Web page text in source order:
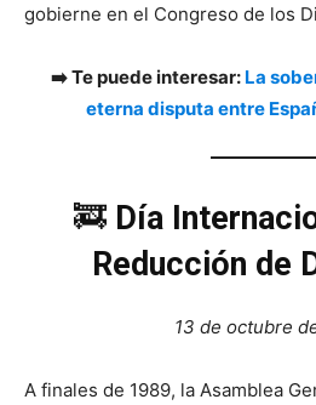
gobierne en el Congreso de los
➡️ Te puede interesar: La
eterna disputa entre
🚒 Día
Reducción de
13 de octubre
A finales de 1989, la Asamblea